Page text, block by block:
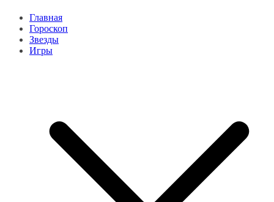
Главная
Гороскоп
Звезды
Игры